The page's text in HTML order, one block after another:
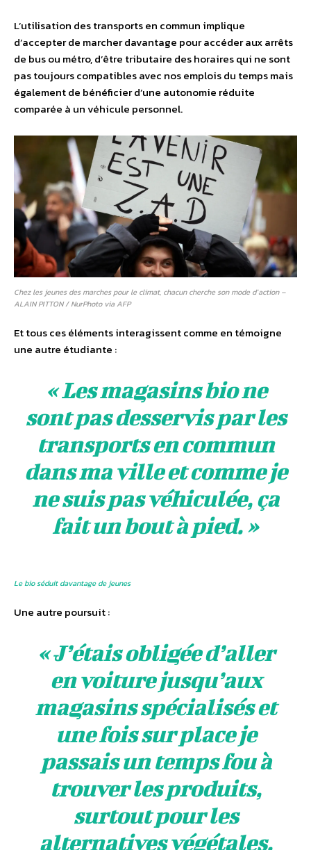
L’utilisation des transports en commun implique
d’accepter de marcher davantage pour accéder aux arrêts
de bus ou métro, d’être tributaire des horaires qui ne sont
pas toujours compatibles avec nos emplois du temps mais
également de bénéficier d’une autonomie réduite
comparée à un véhicule personnel.
Chez les jeunes des marches pour le climat, chacun cherche son mode d’action –
ALAIN PITTON / NurPhoto via AFP
Et tous ces éléments interagissent comme en témoigne
une autre étudiante :
« Les magasins bio ne
sont pas desservis par les
transports en commun
dans ma ville et comme je
ne suis pas véhiculée, ça
fait un bout à pied. »
Le bio séduit davantage de jeunes
Une autre poursuit :
« J’étais obligée d’aller
en voiture jusqu’aux
magasins spécialisés et
une fois sur place je
passais un temps fou à
trouver les produits,
surtout pour les
alternatives végétales,